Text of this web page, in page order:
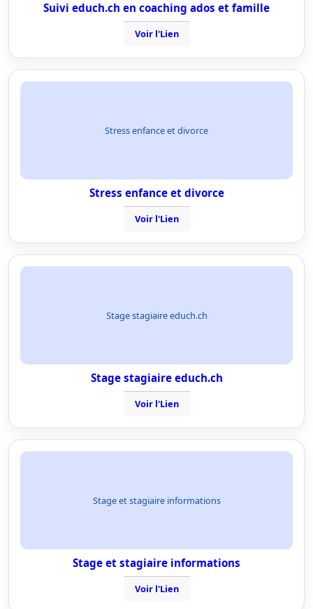
Suivi educh.ch en coaching ados et famille
Voir l'Lien
Stress enfance et divorce
Stress enfance et divorce
Voir l'Lien
Stage stagiaire educh.ch
Stage stagiaire educh.ch
Voir l'Lien
Stage et stagiaire informations
Stage et stagiaire informations
Voir l'Lien